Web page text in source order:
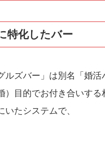
特化したバー
ルズバー」は別名「婚
）目的でお付き合いす
たシステムで、